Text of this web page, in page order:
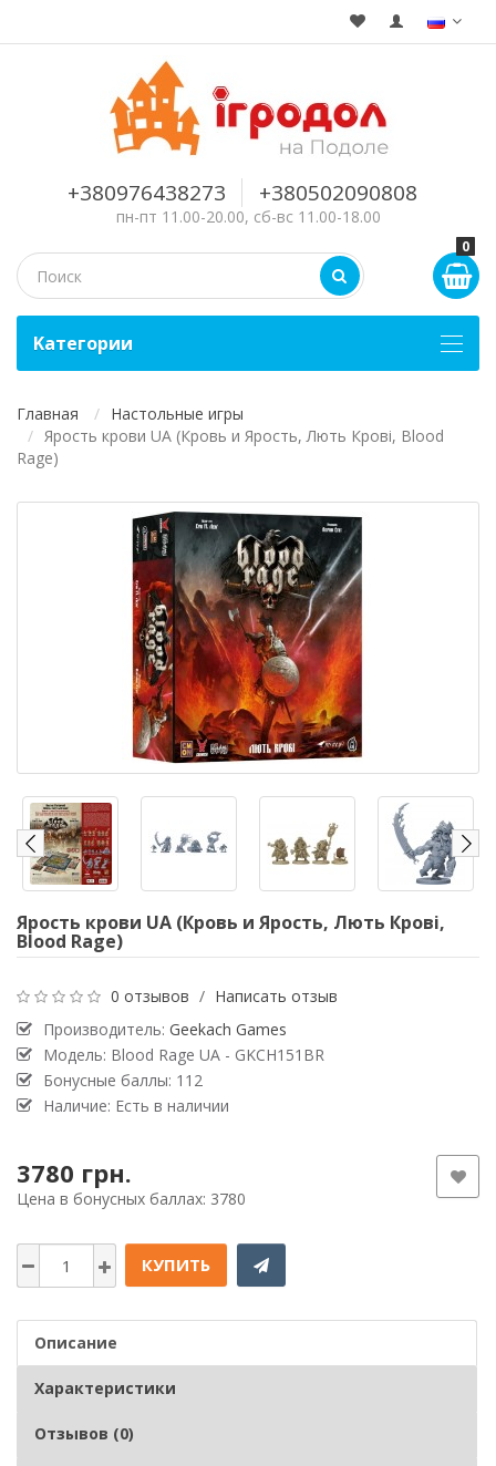
+380976438273 +380502090808
пн-пт 11.00-20.00, сб-вс 11.00-18.00
0
Kатегории
Главная
Настольные игры
Ярость крови UA (Кровь и Ярость, Лють Крові, Blood
Rage)
Ярость крови UA (Кровь и Ярость, Лють Крові,
Blood Rage)
0 отзывов / Написать отзыв
Производитель: Geekach Games
Модель: Blood Rage UA - GKCH151BR
Бонусные баллы: 112
Наличие: Есть в наличии
3780 грн.
Цена в бонусных баллах: 3780
КУПИТЬ
Описание
Характеристики
Отзывов (0)